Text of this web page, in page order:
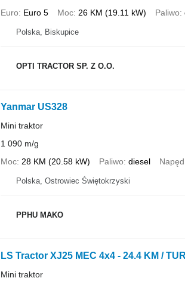
Euro
Euro 5 Moc 26 KM (19.11 kW) Paliwo
Polska, Biskupice
OPTI TRACTOR SP. Z O.O.
Yanmar US328
Mini traktor
1 090 m/g
Moc 28 KM (20.58 kW) Paliwo diesel Napęd
Polska, Ostrowiec Świętokrzyski
PPHU MAKO
LS Tractor XJ25 MEC 4x4 - 24.4 KM /
Mini traktor